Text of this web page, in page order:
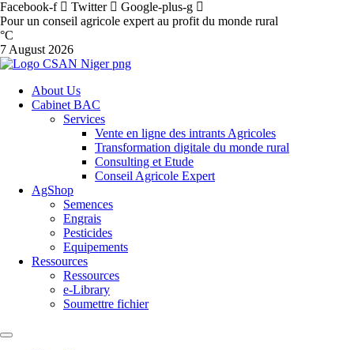
Facebook-f Twitter
Google-plus-g
Pour un conseil agricole expert au profit du monde rural
°C
7 August 2026
About Us
Cabinet BAC
Services
Vente en ligne des intrants Agricoles
Transformation digitale du monde rural
Consulting et Etude
Conseil Agricole Expert
AgShop
Semences
Engrais
Pesticides
Equipements
Ressources
Ressources
e-Library
Soumettre fichier